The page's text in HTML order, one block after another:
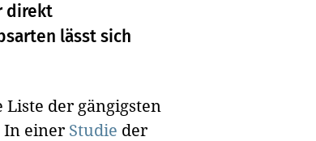
direkt
lässt sich
der gängigsten
In einer Studie der